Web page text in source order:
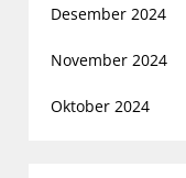
Desember 2024
November 2024
Oktober 2024